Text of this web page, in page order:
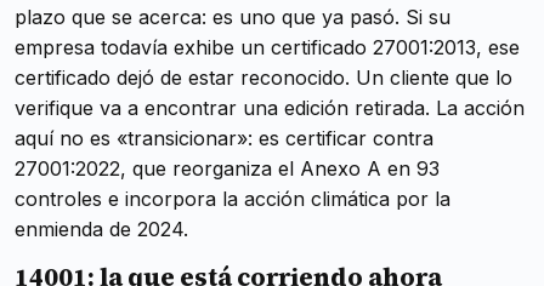
plazo que se acerca: es uno que ya pasó. Si su
empresa todavía exhibe un certificado 27001:2013, ese
certificado dejó de estar reconocido. Un cliente que lo
verifique va a encontrar una edición retirada. La acción
aquí no es «transicionar»: es certificar contra
27001:2022, que reorganiza el Anexo A en 93
controles e incorpora la acción climática por la
enmienda de 2024.
14001: la que está corriendo ahora